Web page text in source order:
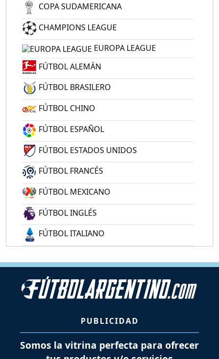
COPA SUDAMERICANA
CHAMPIONS LEAGUE
EUROPA LEAGUE
FÚTBOL ALEMÁN
FÚTBOL BRASILERO
FÚTBOL CHINO
FÚTBOL ESPAÑOL
FÚTBOL ESTADOS UNIDOS
FÚTBOL FRANCÉS
FÚTBOL MEXICANO
FÚTBOL INGLÉS
FÚTBOL ITALIANO
PUBLICIDAD
Somos la vitrina perfecta para ofrecer